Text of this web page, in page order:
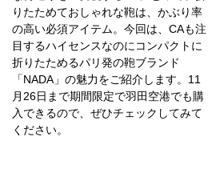
りたためておしゃれな鞄は、かぶり率
の高い必須アイテム。今回は、CAも注
目するハイセンスなのにコンパクトに
折りたためるパリ発の鞄ブランド
「NADA」の魅力をご紹介します。11
月26日まで期間限定で羽田空港でも購
入できるので、ぜひチェックしてみて
ください。